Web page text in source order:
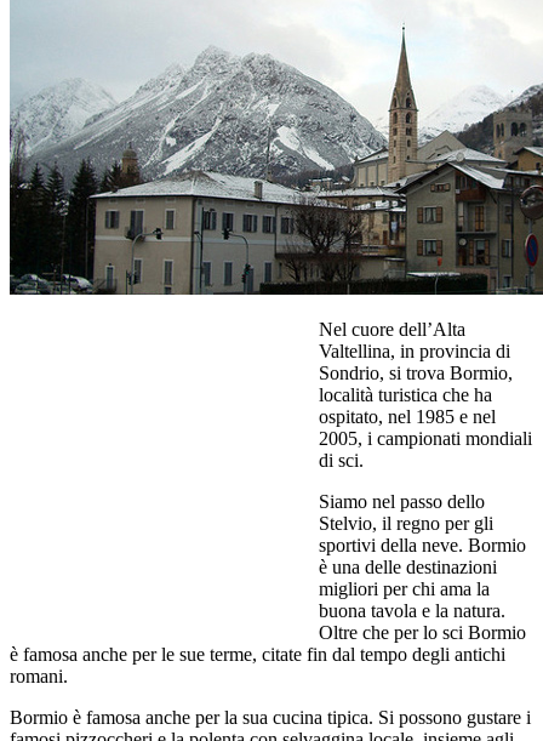
Nel cuore dell’Alta
Valtellina, in provincia di
Sondrio, si trova Bormio,
località turistica che ha
ospitato, nel 1985 e nel
2005, i campionati mondiali
di sci.
Siamo nel passo dello
Stelvio, il regno per gli
sportivi della neve. Bormio
è una delle destinazioni
migliori per chi ama la
buona tavola e la natura.
Oltre che per lo sci Bormio
è famosa anche per le sue terme, citate fin dal tempo degli antichi
romani.
Bormio è famosa anche per la sua cucina tipica. Si possono gustare i